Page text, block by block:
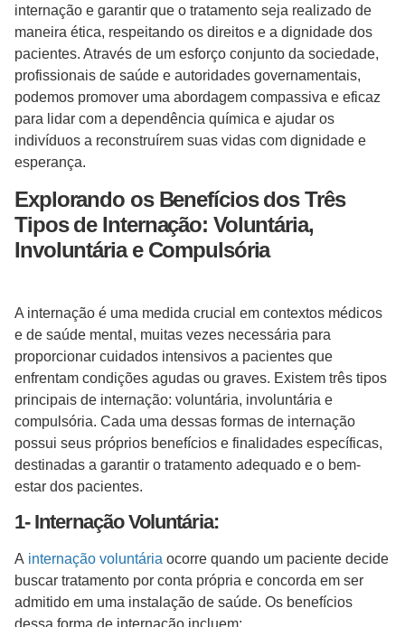
internação e garantir que o tratamento seja realizado de
maneira ética, respeitando os direitos e a dignidade dos
pacientes. Através de um esforço conjunto da sociedade,
profissionais de saúde e autoridades governamentais,
podemos promover uma abordagem compassiva e eficaz
para lidar com a dependência química e ajudar os
indivíduos a reconstruírem suas vidas com dignidade e
esperança.
Explorando os Benefícios dos Três
Tipos de Internação: Voluntária,
Involuntária e Compulsória
A internação é uma medida crucial em contextos médicos
e de saúde mental, muitas vezes necessária para
proporcionar cuidados intensivos a pacientes que
enfrentam condições agudas ou graves. Existem três tipos
principais de internação: voluntária, involuntária e
compulsória. Cada uma dessas formas de internação
possui seus próprios benefícios e finalidades específicas,
destinadas a garantir o tratamento adequado e o bem-
estar dos pacientes.
1- Internação Voluntária:
A internação voluntária ocorre quando um paciente decide
buscar tratamento por conta própria e concorda em ser
admitido em uma instalação de saúde. Os benefícios